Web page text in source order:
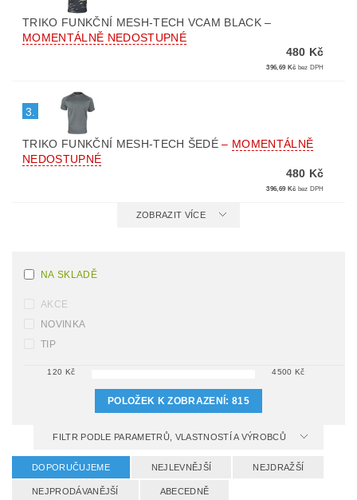
TRIKO FUNKČNÍ MESH-TECH VCAM BLACK–
MOMENTÁLNĚ NEDOSTUPNÉ
480 Kč
396,69 Kč bez DPH
3.
TRIKO FUNKČNÍ MESH-TECH ŠEDÉ– MOMENTÁLNĚ
NEDOSTUPNÉ
480 Kč
396,69 Kč bez DPH
ZOBRAZIT VÍCE
NA SKLADĚ
AKCE
NOVINKA
TIP
120 Kč 4500 Kč
POLOŽEK K ZOBRAZENÍ: 815
FILTR PODLE PARAMETRŮ, VLASTNOSTÍ A VÝROBCŮ
DOPORUČUJEME NEJLEVNĚJŠÍ NEJDRAŽŠÍ
NEJPRODÁVANĚJŠÍ ABECEDNĚ